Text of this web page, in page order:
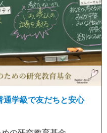
学級で友だちと安心